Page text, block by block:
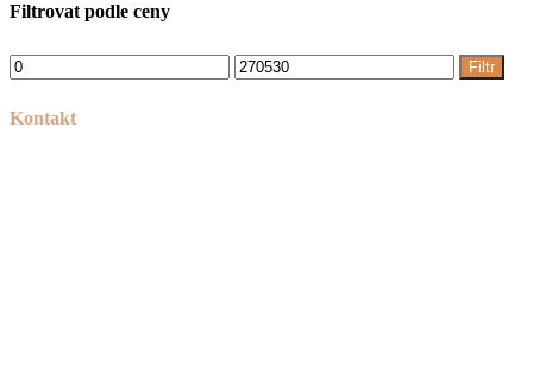
Filtrovat podle ceny
Filtr
Kontakt